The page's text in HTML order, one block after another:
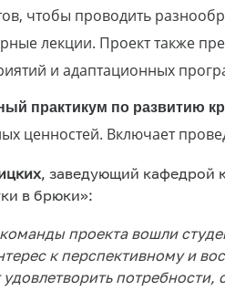
чтобы проводить
лекции. Проект также
и адаптационных
практикум по развитию
ценностей. Включает
, заведующий кафедрой
в брюки»:
проекта вошли
к перспективному и
удовлетворить